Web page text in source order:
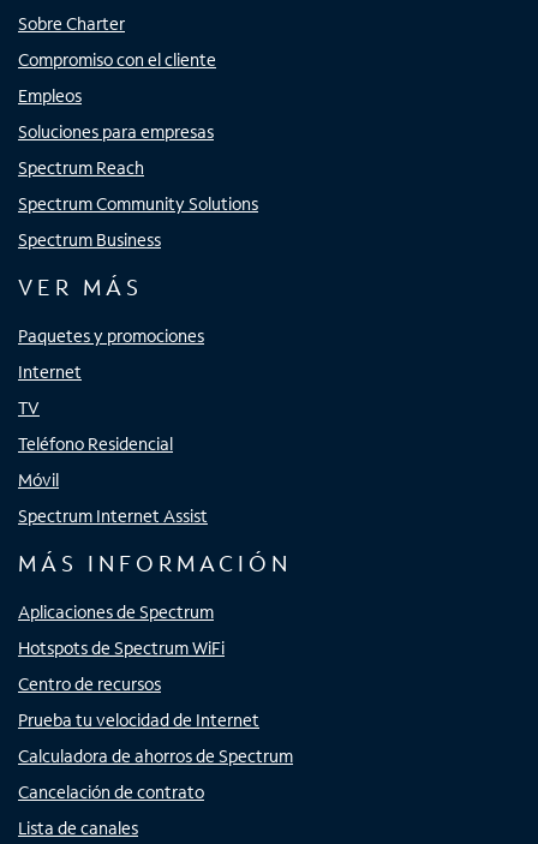
Sobre Charter
Compromiso con el cliente
Empleos
Soluciones para empresas
Spectrum Reach
Spectrum Community Solutions
Spectrum Business
VER MÁS
Paquetes y promociones
Internet
TV
Teléfono Residencial
Móvil
Spectrum Internet Assist
MÁS INFORMACIÓN
Aplicaciones de Spectrum
Hotspots de Spectrum WiFi
Centro de recursos
Prueba tu velocidad de Internet
Calculadora de ahorros de Spectrum
Cancelación de contrato
Lista de canales